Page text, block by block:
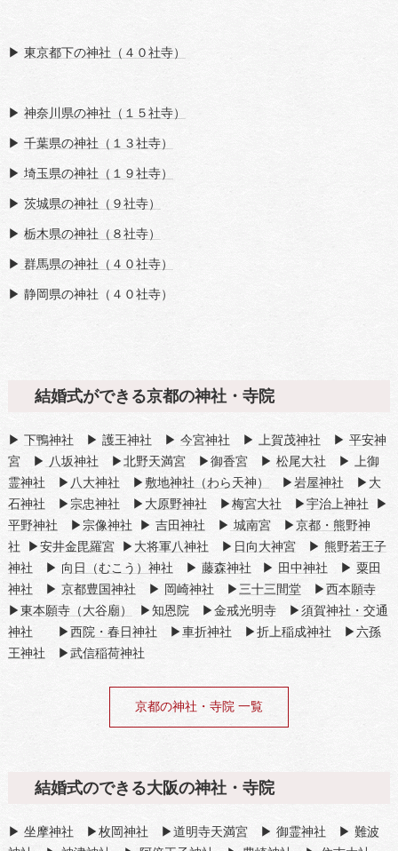
▶ 東京都下の神社（４０社寺）
▶ 神奈川県の神社（１５社寺）
▶ 千葉県の神社（１３社寺）
▶ 埼玉県の神社（１９社寺）
▶ 茨城県の神社（９社寺）
▶ 栃木県の神社（８社寺）
▶ 群馬県の神社（４０社寺）
▶ 静岡県の神社（４０社寺）
結婚式ができる京都の神社・寺院
▶ 下鴨神社 ▶ 護王神社 ▶ 今宮神社 ▶ 上賀茂神社 ▶ 平安神
宮▶ 八坂神社 ▶ 北野天満宮▶ 御香宮▶ 松尾大社 ▶
上御
霊神社 ▶ 八大神社 ▶ 敷地神社（わら天神） ▶ 岩屋神社 ▶ 大
石神社 ▶ 宗忠神社 ▶ 大原野神社 ▶ 梅宮大社 ▶ 宇治上神社 ▶
平野神社 ▶ 宗像神社 ▶ 吉田神社 ▶ 城南宮▶ 京都・熊野神
社 ▶ 安井金毘羅宮▶ 大将軍八神社 ▶ 日向大神宮▶ 熊野若王子
神社 ▶ 向日（むこう）神社 ▶ 藤森神社 ▶ 田中神社 ▶ 粟田
神社 ▶ 京都豊国神社 ▶ 岡崎神社 ▶ 三十三間堂▶ 西本願寺
▶ 東本願寺（大谷廟） ▶ 知恩院 ▶ 金戒光明寺▶ 須賀神社・交通
神社 ▶ 西院・春日神社 ▶ 車折神社 ▶ 折上稲成神社 ▶ 六孫
王神社 ▶ 武信稲荷神社
京都の神社・寺院 一覧
結婚式のできる大阪の神社・寺院
▶ 坐摩神社 ▶ 枚岡神社 ▶ 道明寺天満宮▶ 御霊神社 ▶ 難波